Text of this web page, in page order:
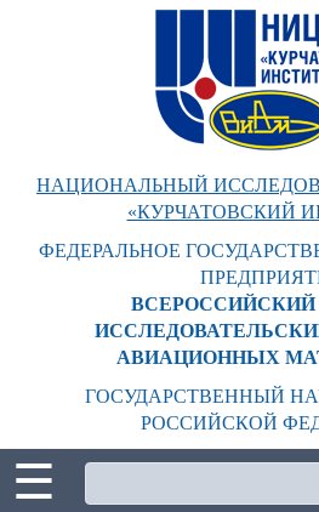
НАЦИОНАЛЬНЫЙ
«КУРЧАТОВСКИЙ
ФЕДЕРАЛЬНОЕ
ВСЕРОССИЙСКИЙ
АВИАЦИОННЫХ
ГОСУДАРСТВЕННЫЙ
РОССИЙСКОЙ
☰